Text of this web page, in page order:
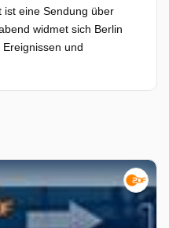
ist eine Sendung über
widmet sich Berlin
und